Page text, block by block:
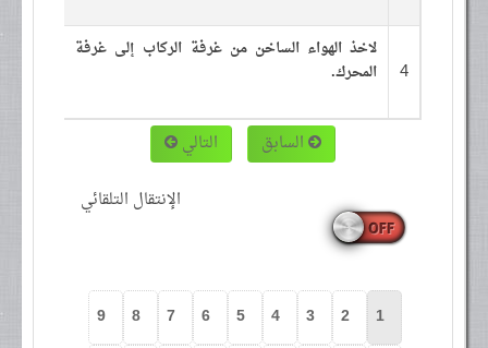
4
لاخذ الهواء الساخن من غرفة الركاب إلى غرفة
المحرك.
السابق
التالي
الإنتقال التلقائي
1
2
3
4
5
6
7
8
9